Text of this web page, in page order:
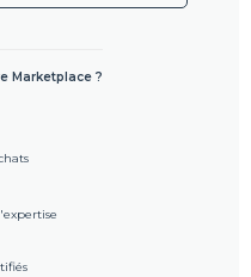
Marketplace ?